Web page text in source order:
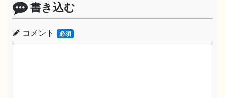
書き込む
コメント 必須